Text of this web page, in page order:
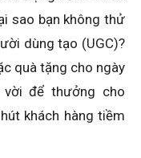
sao bạn không thử
dùng tạo (UGC)?
quà tặng cho ngày
để thưởng cho
khách hàng tiềm